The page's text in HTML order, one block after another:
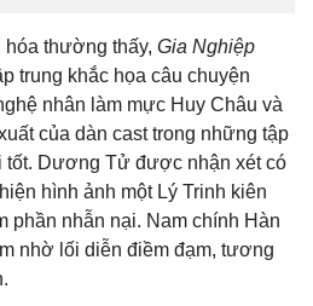
hóa thường thấy, Gia Nghiệp
trung khắc họa câu chuyện
nhân làm mực Huy Châu và
của dàn cast trong những tập
tốt. Dương Tử được nhận xét có
hình ảnh một Lý Trinh kiên
phần nhẫn nại. Nam chính Hàn
nhờ lối diễn điềm đạm, tương